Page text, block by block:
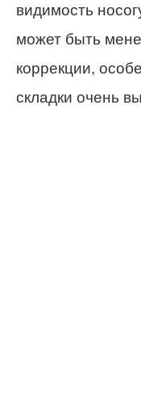
видимость
может быть
коррекции,
складки очень